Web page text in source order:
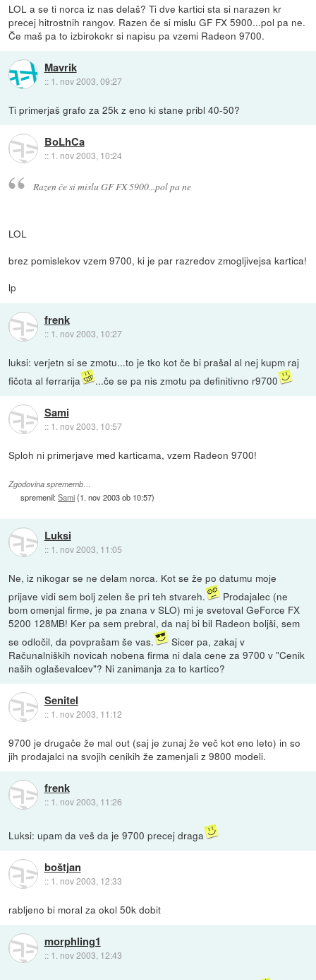
LOL a se ti norca iz nas delaš? Ti dve kartici sta si narazen kr
precej hitrostnih rangov. Razen če si mislu GF FX 5900...pol pa ne.
Če maš pa to izbirokokr si napisu pa vzemi Radeon 9700.
Mavrik
:: 1. nov 2003, 09:27
Ti primerjaš grafo za 25k z eno ki stane pribl 40-50?
BoLhCa
:: 1. nov 2003, 10:24
Razen če si mislu GF FX 5900...pol pa ne
LOL
brez pomislekov vzem 9700, ki je par razredov zmogljivejsa kartica!
lp
frenk
:: 1. nov 2003, 10:27
luksi: verjetn si se zmotu...to je tko kot če bi prašal al nej kupm raj
fičota al ferrarija
...če se pa nis zmotu pa definitivno r9700
Sami
:: 1. nov 2003, 10:57
Sploh ni primerjave med karticama, vzem Radeon 9700!
Zgodovina sprememb…
spremenil:Sami(1. nov 2003 ob 10:57)
Luksi
:: 1. nov 2003, 11:05
Ne, iz nikogar se ne delam norca. Kot se že po datumu moje
prijave vidi sem bolj zelen še pri teh stvareh.
Prodajalec (ne
bom omenjal firme, je pa znana v SLO) mi je svetoval GeForce FX
5200 128MB! Ker pa sem prebral, da naj bi bil Radeon boljši, sem
se odločil, da povprašam še vas.
Sicer pa, zakaj v
Računalniških novicah nobena firma ni dala cene za 9700 v "Cenik
naših oglaševalcev"? Ni zanimanja za to kartico?
Senitel
:: 1. nov 2003, 11:12
9700 je drugače že mal out (saj je zunaj že več kot eno leto) in so
jih prodajalci na svojih cenikih že zamenjali z 9800 modeli.
frenk
:: 1. nov 2003, 11:26
Luksi: upam da veš da je 9700 precej draga
boštjan
:: 1. nov 2003, 12:33
rabljeno bi moral za okol 50k dobit
morphling1
:: 1. nov 2003, 12:43